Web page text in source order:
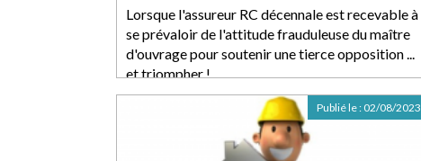
Lorsque l'assureur RC décennale est recevable à
se prévaloir de l'attitude frauduleuse du maître
d'ouvrage pour soutenir une tierce opposition ...
et triompher !
Publié le : 02/08/2023